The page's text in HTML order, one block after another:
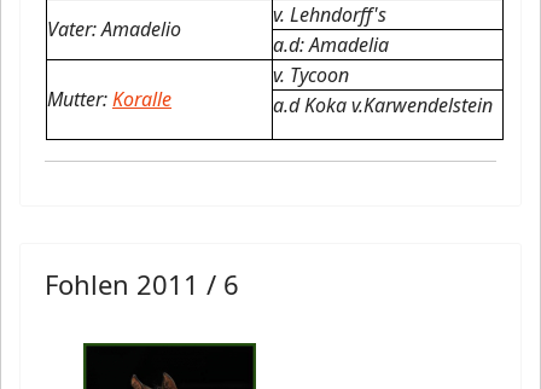
Vater: Amadelio
v. Lehndorff's
a.d: Amadelia
Mutter:Koralle
v. Tycoon
a.d Koka v.Karwendelstein
Fohlen 2011 / 6